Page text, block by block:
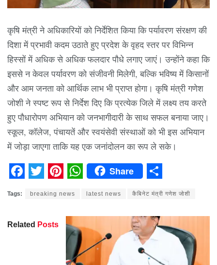
कृषि मंत्री ने अधिकारियों को निर्देशित किया कि पर्यावरण संरक्षण की
दिशा में प्रभावी कदम उठाते हुए प्रदेश के वृहद स्तर पर विभिन्न
हिस्सों में अधिक से अधिक फलदार पौधे लगाए जाएं। उन्होंने कहा कि
इससे न केवल पर्यावरण को संजीवनी मिलेगी, बल्कि भविष्य में किसानों
और आम जनता को आर्थिक लाभ भी प्राप्त होगा। कृषि मंत्री गणेश
जोशी ने स्पष्ट रूप से निर्देश दिए कि प्रत्येक जिले में लक्ष्य तय करते
हुए पौधारोपण अभियान को जनभागीदारी के साथ सफल बनाया जाए।
स्कूल, कॉलेज, पंचायतें और स्वयंसेवी संस्थाओं को भी इस अभियान
में जोड़ा जाएगा ताकि यह एक जनांदोलन का रूप ले सके।
WhatsApp
Share
Share
Tags: breaking news latest news कैबिनेट मंत्री गणेश जोशी
Related Posts